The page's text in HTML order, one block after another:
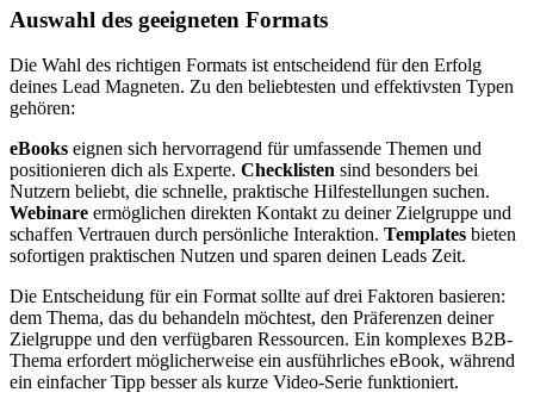
Auswahl des geeigneten Formats
Die Wahl des richtigen Formats ist entscheidend für den Erfolg
deines Lead Magneten. Zu den beliebtesten und effektivsten Typen
gehören:
eBooks eignen sich hervorragend für umfassende Themen und
positionieren dich als Experte. Checklisten sind besonders bei
Nutzern beliebt, die schnelle, praktische Hilfestellungen suchen.
Webinare ermöglichen direkten Kontakt zu deiner Zielgruppe und
schaffen Vertrauen durch persönliche Interaktion. Templates bieten
sofortigen praktischen Nutzen und sparen deinen Leads Zeit.
Die Entscheidung für ein Format sollte auf drei Faktoren basieren:
dem Thema, das du behandeln möchtest, den Präferenzen deiner
Zielgruppe und den verfügbaren Ressourcen. Ein komplexes B2B-
Thema erfordert möglicherweise ein ausführliches eBook, während
ein einfacher Tipp besser als kurze Video-Serie funktioniert.